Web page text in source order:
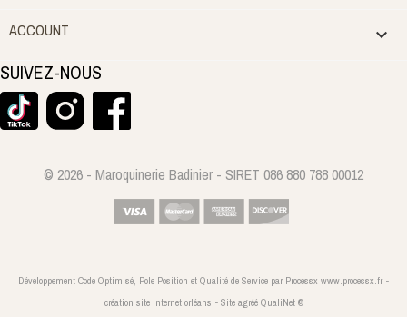
ACCOUNT 
SUIVEZ-NOUS
© 2026 - Maroquinerie Badinier - SIRET 086 880 788 00012
Développement Code Optimisé, Pole Position et Qualité de Service par Processx www.processx.fr -
création site internet orléans - Site agréé QualiNet ©